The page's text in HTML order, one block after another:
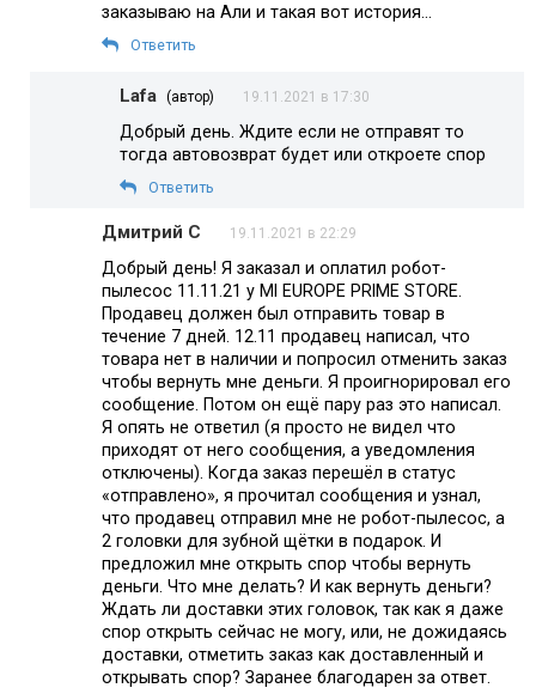
заказываю на Али и такая вот история…
Ответить
Lafa (автор) 19.11.2021 в 17:30
Добрый день. Ждите если не отправят то
тогда автовозврат будет или откроете спор
Ответить
Дмитрий С 19.11.2021 в 22:29
Добрый день! Я заказал и оплатил робот-
пылесос 11.11.21 у MI EUROPE PRIME STORE.
Продавец должен был отправить товар в
течение 7 дней. 12.11 продавец написал, что
товара нет в наличии и попросил отменить заказ
чтобы вернуть мне деньги. Я проигнорировал его
сообщение. Потом он ещё пару раз это написал.
Я опять не ответил (я просто не видел что
приходят от него сообщения, а уведомления
отключены). Когда заказ перешёл в статус
«отправлено», я прочитал сообщения и узнал,
что продавец отправил мне не робот-пылесос, а
2 головки для зубной щётки в подарок. И
предложил мне открыть спор чтобы вернуть
деньги. Что мне делать? И как вернуть деньги?
Ждать ли доставки этих головок, так как я даже
спор открыть сейчас не могу, или, не дожидаясь
доставки, отметить заказ как доставленный и
открывать спор? Заранее благодарен за ответ.